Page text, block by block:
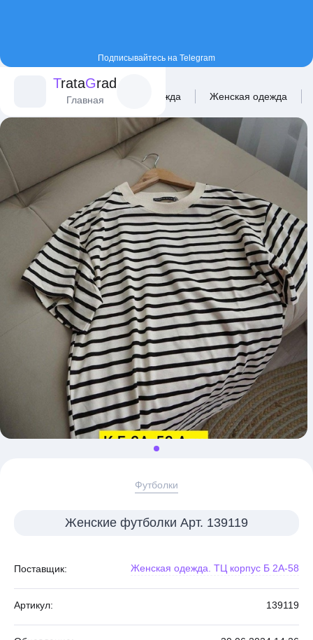
Подписывайтесь на Telegram
TrataGrad
Главная
Каталог Одежда Женская одежда
Футболки
Женские футболки Арт. 139119
Поставщик: Женская одежда. ТЦ корпус Б 2А-58
Артикул: 139119